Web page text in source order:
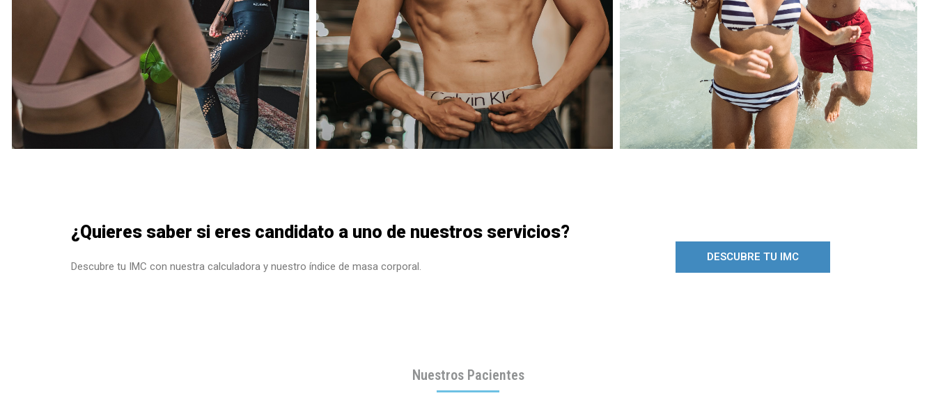
¿Quieres saber si eres candidato a uno de nuestros servicios?
Descubre tu IMC con nuestra calculadora y nuestro índice de masa corporal.
DESCUBRE TU IMC
Nuestros Pacientes